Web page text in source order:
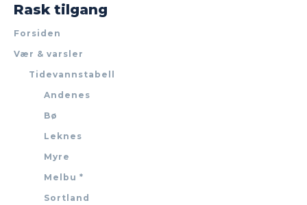
Rask tilgang
Forsiden
Vær & varsler
Tidevannstabell
Andenes
Bø
Leknes
Myre
Melbu *
Sortland